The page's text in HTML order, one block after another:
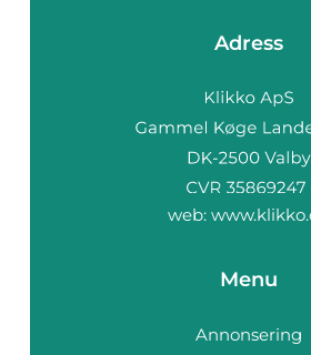
Adress
web:
Menu
Annonsering